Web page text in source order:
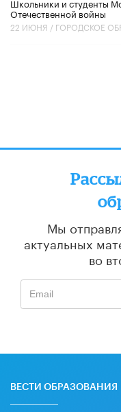
Отечественной войны
22 ИЮНЯ / ГОРОДСКОЕ
Мы
актуальных
во
ВЕСТИ ОБРАЗОВАНИЯ